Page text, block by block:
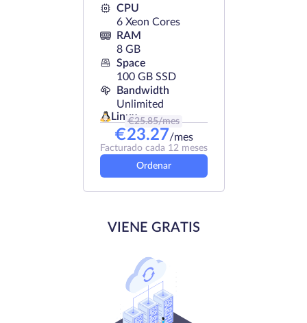
CPU
6 Xeon Cores
RAM
8 GB
Space
100 GB SSD
Bandwidth
Unlimited
Linux
€25.85/mes
€23.27/mes
Facturado cada 12 meses
Ordenar
VIENE GRATIS